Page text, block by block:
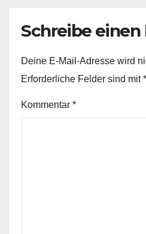
Schreibe
Deine E-Mail-Adresse wird
Erforderliche Felder sind mit*
Kommentar *